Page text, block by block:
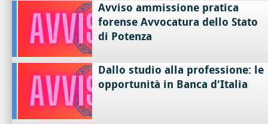
Avviso ammissione pratica
forense Avvocatura dello Stato
di Potenza
Dallo studio alla professione: le
opportunità in Banca d'Italia